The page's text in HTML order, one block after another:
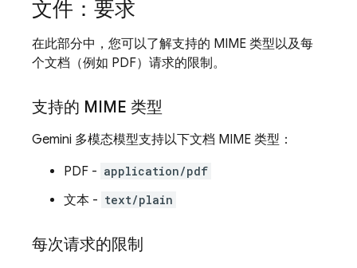
文件：要求
在此部分中，您可以了解支持的 MIME 类型以及每
个文档（例如 PDF）请求的限制。
支持的 MIME 类型
Gemini 多模态模型支持以下文档 MIME 类型：
PDF - application/pdf
文本 - text/plain
每次请求的限制